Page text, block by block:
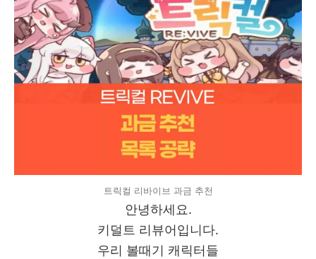
트릭컬 리바이브 과금 추천
안녕하세요.
키덜트 리뷰어입니다.
우리 볼때기 캐릭터들